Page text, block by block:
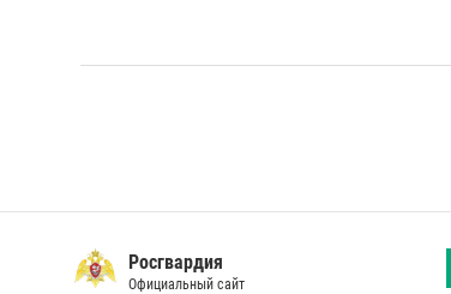
Росгвардия
Официальный сайт